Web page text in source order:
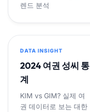
렌드 분석
DATA INSIGHT
2024 여권 성씨 통
계
KIM vs GIM? 실제 여
권 데이터로 보는 대한